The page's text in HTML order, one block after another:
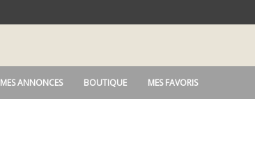
MES ANNONCES BOUTIQUE MES FAVORIS